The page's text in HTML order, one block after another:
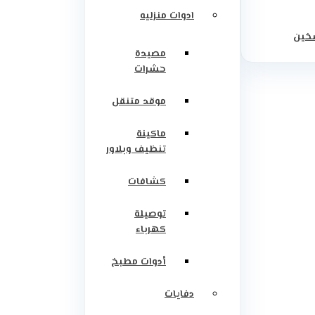
ادوات منزليه
مصيدة
حشرات
موقد متنقل
ماكينة
تنظيف وبلاور
كشافات
توصيلة
كهرباء
أدوات مطبخ
دفايات